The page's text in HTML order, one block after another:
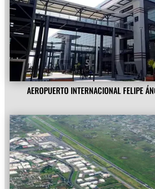
AEROPUERTO INTERNACIONAL FELIPE